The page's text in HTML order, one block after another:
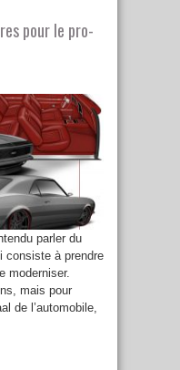
pour le pro-
parler du
consiste à prendre
moderniser.
mais pour
de l’automobile,